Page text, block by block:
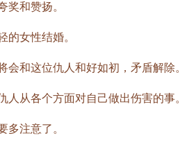
和赞扬。
女性结婚。
和这位仇人和好如初，矛盾解除。
从各个方面对自己做出伤害的事。
注意了。